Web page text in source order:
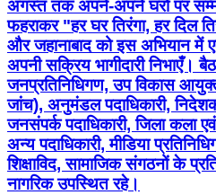
अगस्त तक अपने-अपने घरों पर
फहराकर "हर घर तिरंगा, हर दिल
और जहानाबाद को इस अभियान में
अपनी सक्रिय भागीदारी निभाएँ।
जनप्रतिनिधिगण, उप विकास
जांच), अनुमंडल पदाधिकारी,
जनसंपर्क पदाधिकारी, जिला कला
अन्य पदाधिकारी, मीडिया
शिक्षाविद, सामाजिक संगठनों के
नागरिक उपस्थित रहे।